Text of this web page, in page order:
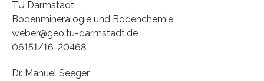
TU Darmstadt
Bodenmineralogie und Bodenchemie
weber@geo.tu-darmstadt.de
06151/16-20468
Dr. Manuel Seeger